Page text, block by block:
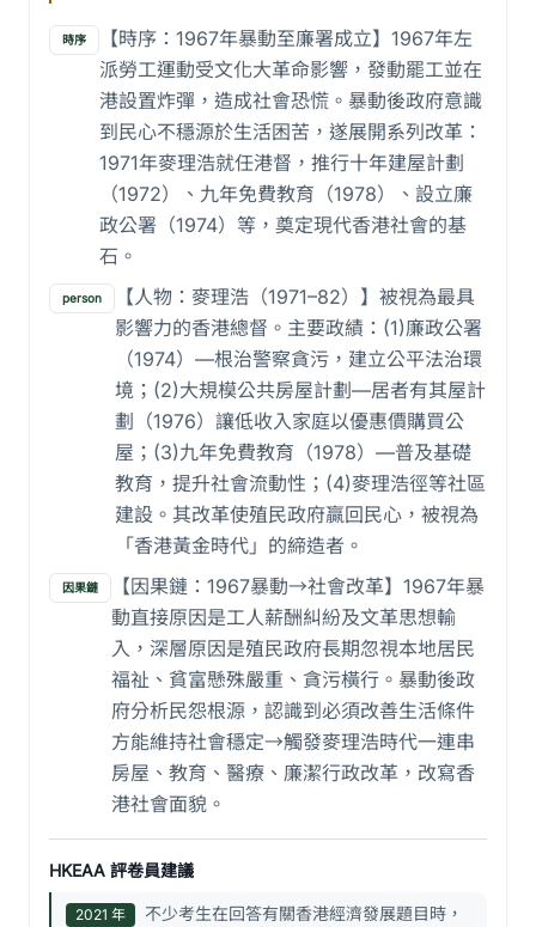
時序
【時序：1967年暴動至廉署成立】1967年左
派勞工運動受文化大革命影響，發動罷工並在
港設置炸彈，造成社會恐慌。暴動後政府意識
到民心不穩源於生活困苦，遂展開系列改革：
1971年麥理浩就任港督，推行十年建屋計劃
（1972）、九年免費教育（1978）、設立廉
政公署（1974）等，奠定現代香港社會的基
石。
person
【人物：麥理浩（1971–82）】被視為最具
影響力的香港總督。主要政績：(1)廉政公署
（1974）—根治警察貪污，建立公平法治環
境；(2)大規模公共房屋計劃—居者有其屋計
劃（1976）讓低收入家庭以優惠價購買公
屋；(3)九年免費教育（1978）—普及基礎
教育，提升社會流動性；(4)麥理浩徑等社區
建設。其改革使殖民政府贏回民心，被視為
「香港黃金時代」的締造者。
因果鏈
【因果鏈：1967暴動→社會改革】1967年暴
動直接原因是工人薪酬糾紛及文革思想輸
入，深層原因是殖民政府長期忽視本地居民
福祉、貧富懸殊嚴重、貪污橫行。暴動後政
府分析民怨根源，認識到必須改善生活條件
方能維持社會穩定→觸發麥理浩時代一連串
房屋、教育、醫療、廉潔行政改革，改寫香
港社會面貌。
HKEAA 評卷員建議
2021 年
不少考生在回答有關香港經濟發展題目時，